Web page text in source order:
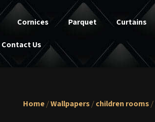
Cornices Parquet Curtains
Contact Us
Home/Wallpapers/children rooms/